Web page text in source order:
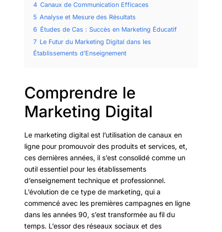
4 Canaux de Communication Efficaces
5 Analyse et Mesure des Résultats
6 Études de Cas : Succès en Marketing Éducatif
7 Le Futur du Marketing Digital dans les
Établissements d’Enseignement
Comprendre le
Marketing Digital
Le marketing digital est l’utilisation de canaux en
ligne pour promouvoir des produits et services, et,
ces dernières années, il s’est consolidé comme un
outil essentiel pour les établissements
d’enseignement technique et professionnel.
L’évolution de ce type de marketing, qui a
commencé avec les premières campagnes en ligne
dans les années 90, s’est transformée au fil du
temps. L’essor des réseaux sociaux et des